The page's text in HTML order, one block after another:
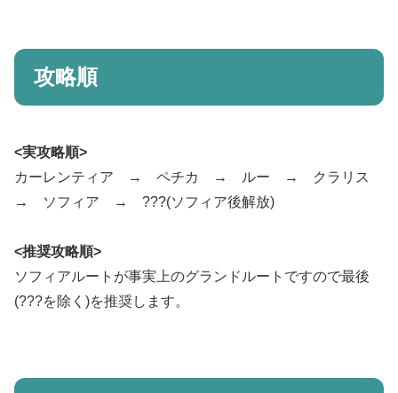
攻略順
<実攻略順>
カーレンティア → ペチカ → ルー → クラリス
→ ソフィア → ???(ソフィア後解放)
<推奨攻略順>
ソフィアルートが事実上のグランドルートですので最後
(???を除く)を推奨します。